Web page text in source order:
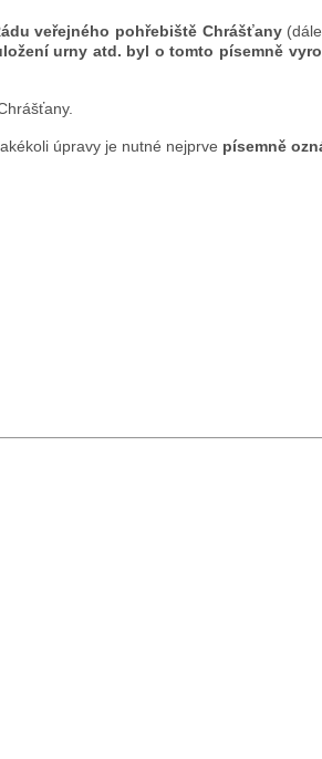
veřejného pohřebiště Chrášťany(dále
urny atd. byl o tomto písemně
úpravy je nutné nejprve písemně